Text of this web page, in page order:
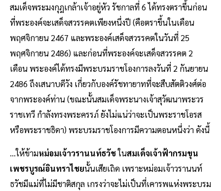
สมเด็จพระมงกุฎเกล้าเจ้าอยู่หัว รัชกาลที่ 6 ได้ทรงตราขึ้นก่อน
ที่พระองค์จะเสด็จสวรรคตเพียงหนึ่งปี (คือตราขึ้นในเดือน
พฤศจิกายน 2467 และพระองค์เสด็จสวรรคตในวันที่ 25
พฤศจิกายน 2486) และก่อนที่พระองค์จะเสด็จสวรรคต 2
เดือน พระองค์ได้ทรงมีพระบรมราชโองการลงวันที่ 2 กันยายน
2486 ถึงเสนาบดีวัง เกี่ยวกับองค์รัชทายาทที่จะสืบสัตติวงศ์ต่อ
จากพระองค์ท่าน (ขณะนั้นสมเด็จพระนางเจ้าสุวัฒนาพระวร
ราชเทวี กำลังทรงพระครรภ์ ยังไม่แน่ว่าจะเป็นพระราชโอรส
หรือพระราชธิดา) พระบรมราชโองการมีความตอนหนึ่งว่า ดังนี้
…ให้ข้ามหม่อมเจ้าวรานนท์ธวัชในสมเด็จเจ้าฟ้ากรมขุน
เพชรบูรณ์อินทราไชยนั้นเสียเถิด เพราะหม่อมเจ้าวรานนท์
ธวัชมีแม่ที่ไม่มีชาติสกุล เกรงว่าจะไม่เป็นที่เคารพแห่งพระบรม